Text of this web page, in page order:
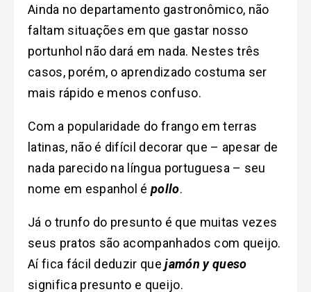
Ainda no departamento gastronômico, não
faltam situações em que gastar nosso
portunhol não dará em nada. Nestes três
casos, porém, o aprendizado costuma ser
mais rápido e menos confuso.
Com a popularidade do frango em terras
latinas, não é difícil decorar que – apesar de
nada parecido na língua portuguesa – seu
nome em espanhol épollo.
Já o trunfo do presunto é que muitas vezes
seus pratos são acompanhados com queijo.
Aí fica fácil deduzir que jamón y queso
significa presunto e queijo.